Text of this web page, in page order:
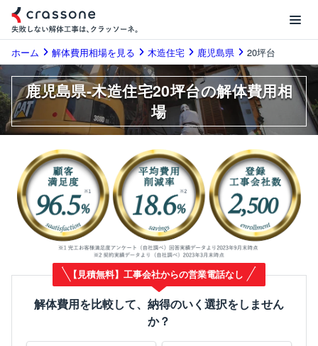
ホーム 解体費用相場を見る 木造住宅 鹿児島県 20坪台
鹿児島県-木造住宅20坪台の解体費用相
場
【見積無料】工事会社からの営業電話なし
解体費用を比較して、納得のいく選択をしません
か？